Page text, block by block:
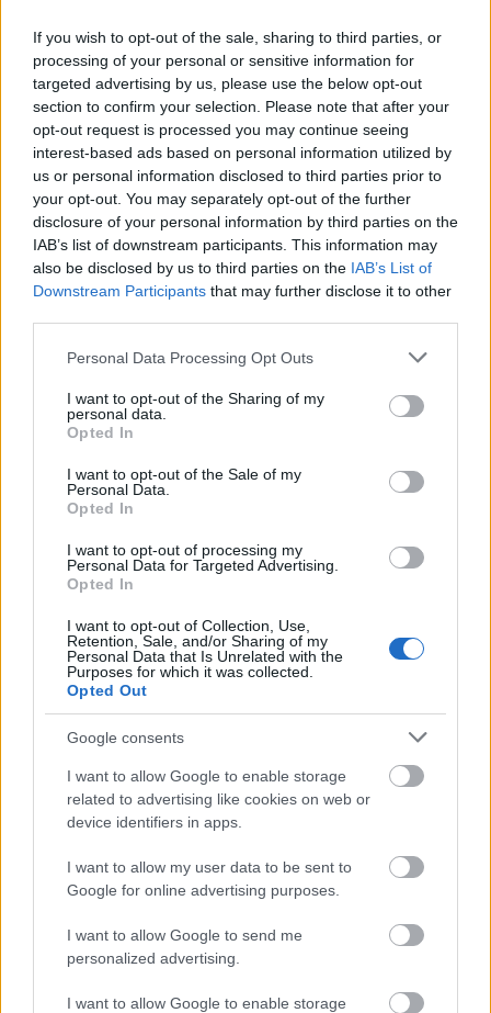
If you wish to opt-out of the sale, sharing to third parties, or
processing of your personal or sensitive information for
targeted advertising by us, please use the below opt-out
section to confirm your selection. Please note that after your
opt-out request is processed you may continue seeing
interest-based ads based on personal information utilized by
us or personal information disclosed to third parties prior to
your opt-out. You may separately opt-out of the further
disclosure of your personal information by third parties on the
IAB’s list of downstream participants. This information may
also be disclosed by us to third parties on the IAB’s List of
Downstream Participants that may further disclose it to other
Please note that this website/app uses one or more Google
not limited to your visit or usage behaviour. You may click to
grant or deny consent to Google and its third-party tags to
use your data for below specified purposes in below Google
consent section.
Personal Data Processing Opt Outs
I want to opt-out of the Sharing of my
personal data.
Opted In
I want to opt-out of the Sale of my
Personal Data.
Opted In
I want to opt-out of processing my
Personal Data for Targeted Advertising.
Opted In
I want to opt-out of Collection, Use,
Retention, Sale, and/or Sharing of my
Personal Data that Is Unrelated with the
Purposes for which it was collected.
Opted Out
Google consents
I want to allow Google to enable storage
related to advertising like cookies on web or
device identifiers in apps.
I want to allow my user data to be sent to
Google for online advertising purposes.
I want to allow Google to send me
personalized advertising.
I want to allow Google to enable storage
felel meg.
Szerintem mindenki egyen annyit, amennyi jól esik
neki. Persze ne az édesség legyen az alapvető
élelmiszer, és próbálkozzunk meg minél
egészségesebb ételeket fogyasztani, vagyis kerülni a
félkész és gyorskajákat, de a tiltott ételeken kívül
szerintem bármit lehet bátran fogyasztani.
Én például minden nap eszem édességet. A
kívánósságom ebben ki is merül. De tényleg, majd
megőrülök azért, hogy minden nap lecsússzon egy
kis süti, csoki, kakaóscsiga, ami egyébként
egyáltalán nem jellemző rám. Mégis tegnap
ráálltam a mérlegre és eddig összesen 5,5 kilót
híztam. Szerintem az nem sok…, vagy igen? :-)
Az édesség iránti vágyamat hétvégén epres tortával
csillapítottam. Édes, tele vitaminnal és rosttal! Én
valahogy így próbálok meg odafigyelni magunkra, a
kis Tökire és magamra! Van más ötletetek is?
Osszátok meg velem!
baba születés babavárás
várandóság
Ajánlott bejegyzések:
Enni vagy nem enni… mikor, hogyan és